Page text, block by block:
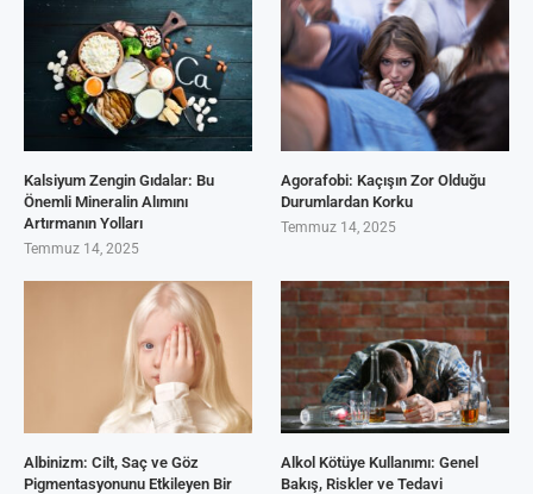
Kalsiyum Zengin Gıdalar: Bu
Önemli Mineralin Alımını
Artırmanın Yolları
Temmuz 14, 2025
Agorafobi: Kaçışın Zor Olduğu
Durumlardan Korku
Temmuz 14, 2025
Albinizm: Cilt, Saç ve Göz
Pigmentasyonunu Etkileyen Bir
Alkol Kötüye Kullanımı: Genel
Bakış, Riskler ve Tedavi